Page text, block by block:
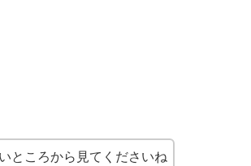
ところから見てくださいね